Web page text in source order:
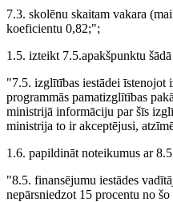
7.3. skolēnu skaitam vakara
koeficientu 0,82;";
1.5. izteikt 7.5.apakšpunktu
"7.5. izglītības iestādei īstenojot
programmās pamatizglītības
ministrijā informāciju par šīs
ministrija to ir akceptējusi,
1.6. papildināt noteikumus ar
"8.5. finansējumu iestādes
nepārsniedzot 15 procentu no